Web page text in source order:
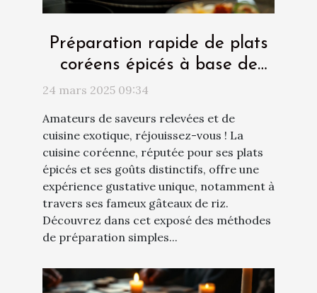
Préparation rapide de plats
coréens épicés à base de
gâteau de riz
24 mars 2025 09:34
Amateurs de saveurs relevées et de
cuisine exotique, réjouissez-vous ! La
cuisine coréenne, réputée pour ses plats
épicés et ses goûts distinctifs, offre une
expérience gustative unique, notamment à
travers ses fameux gâteaux de riz.
Découvrez dans cet exposé des méthodes
de préparation simples...